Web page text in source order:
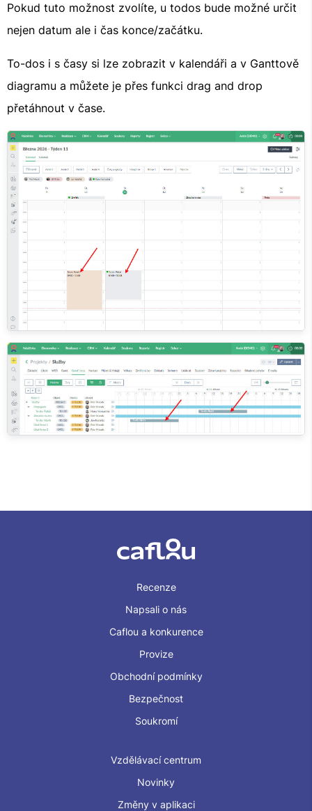
Pokud tuto možnost zvolíte, u todos bude možné určit
nejen datum ale i čas konce/začátku.
To-dos i s časy si lze zobrazit v kalendáři a v Ganttově
diagramu a můžete je přes funkci drag and drop
přetáhnout v čase.
Recenze
Napsali o nás
Caflou a konkurence
Provize
Obchodní podmínky
Bezpečnost
Soukromí
Vzdělávací centrum
Novinky
Změny v aplikaci